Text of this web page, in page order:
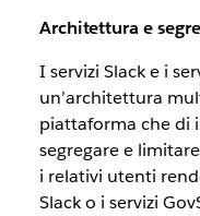
Architettura e
I servizi Slack e i
un’architettura
piattaforma che di
segregare e
i relativi utenti
Slack o i servizi